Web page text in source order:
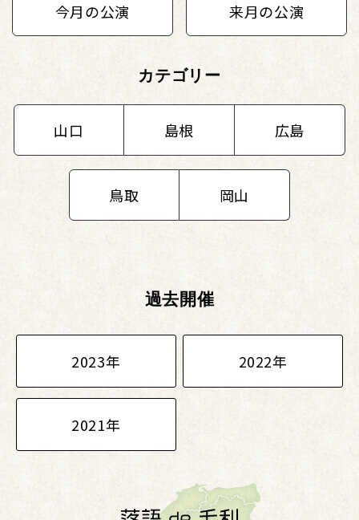
今月の公演 来月の公演
カテゴリー
山口 島根 広島
鳥取 岡山
過去開催
2023年 2022年
2021年